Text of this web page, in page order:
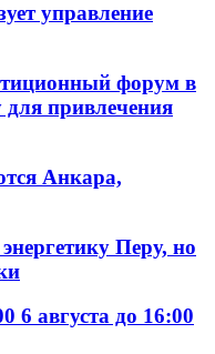
управление
форум в
привлечения
Анкара,
Перу, но
6 августа до 16:00